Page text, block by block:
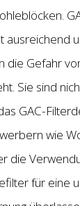
ausreichend
die Gefahr
Sie sind
GAC-
wie
die
für eine